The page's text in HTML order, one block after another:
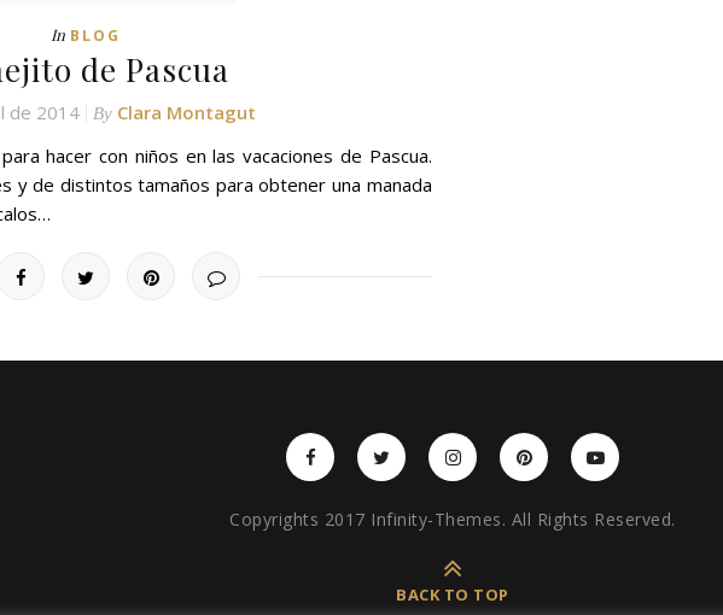
In BLOG
de Pascua
de 2014 By Clara Montagut
hacer con niños en las vacaciones de Pascua.
y de distintos tamaños para obtener una manada
Copyrights 2017 Infinity-Themes. All Rights Reserved.
BACK TO TOP